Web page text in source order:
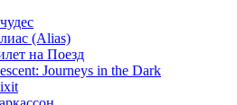
(Alias)
на Поезд
Journeys in the Dark